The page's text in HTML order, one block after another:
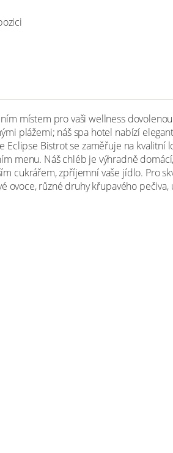
místem pro vaši wellness
plážemi; náš spa hotel nabízí
Bistrot se zaměřuje na kvalitní
menu. Náš chléb je výhradně
cukrářem, zpříjemní vaše jídlo. Pro
ovoce, různé druhy křupavého pečiva,